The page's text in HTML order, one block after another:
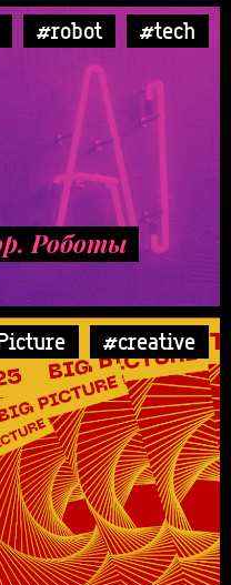
#robot #tech
Роботы
#creative